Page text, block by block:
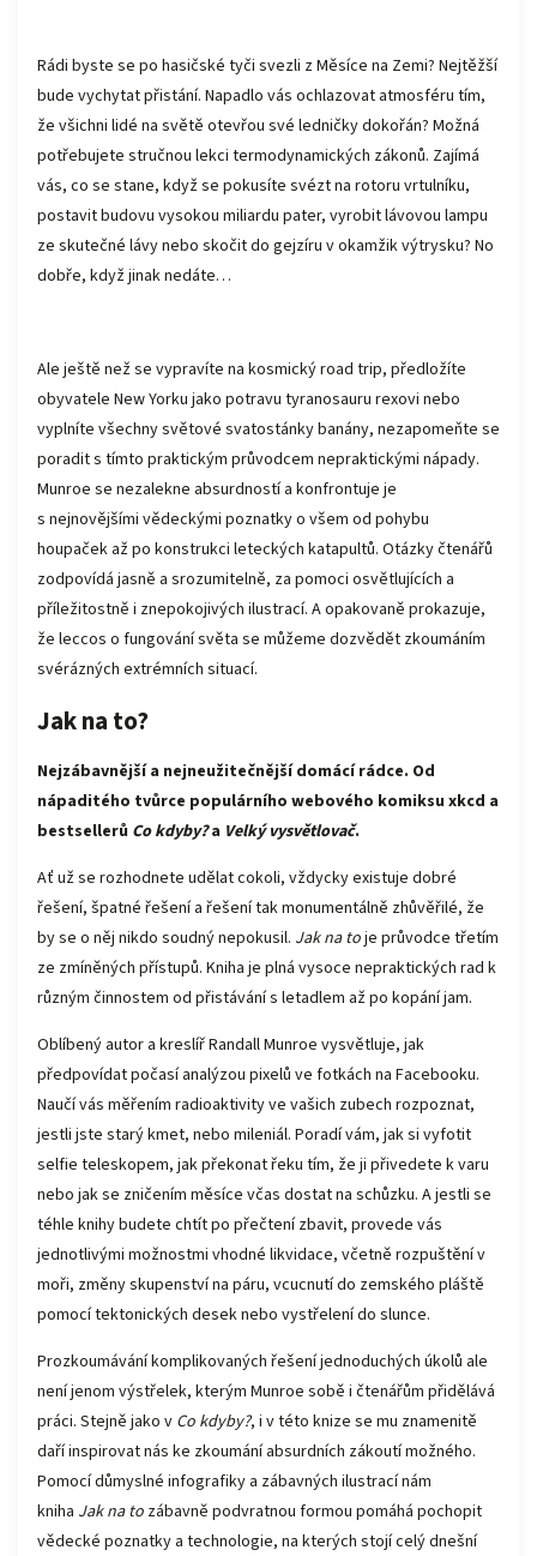
Rádi byste se po hasičské tyči svezli z Měsíce na Zemi? Nejtěžší
bude vychytat přistání. Napadlo vás ochlazovat atmosféru tím,
že všichni lidé na světě otevřou své ledničky dokořán? Možná
potřebujete stručnou lekci termodynamických zákonů. Zajímá
vás, co se stane, když se pokusíte svézt na rotoru vrtulníku,
postavit budovu vysokou miliardu pater, vyrobit lávovou lampu
ze skutečné lávy nebo skočit do gejzíru v okamžik výtrysku? No
dobře, když jinak nedáte…
Ale ještě než se vypravíte na kosmický road trip, předložíte
obyvatele New Yorku jako potravu tyranosauru rexovi nebo
vyplníte všechny světové svatostánky banány, nezapomeňte se
poradit s tímto praktickým průvodcem nepraktickými nápady.
Munroe se nezalekne absurdností a konfrontuje je
s nejnovějšími vědeckými poznatky o všem od pohybu
houpaček až po konstrukci leteckých katapultů. Otázky čtenářů
zodpovídá jasně a srozumitelně, za pomoci osvětlujících a
příležitostně i znepokojivých ilustrací. A opakovaně prokazuje,
že leccos o fungování světa se můžeme dozvědět zkoumáním
svérázných extrémních situací.
Jak na to?
Nejzábavnější a nejneužitečnější domácí rádce. Od
nápaditého tvůrce populárního webového komiksu xkcd a
bestsellerů Co kdyby?a Velký vysvětlovač.
Ať už se rozhodnete udělat cokoli, vždycky existuje dobré
řešení, špatné řešení a řešení tak monumentálně zhůvěřilé, že
by se o něj nikdo soudný nepokusil. Jak na toje průvodce třetím
ze zmíněných přístupů. Kniha je plná vysoce nepraktických rad k
různým činnostem od přistávání s letadlem až po kopání jam.
Oblíbený autor a kreslíř Randall Munroe vysvětluje, jak
předpovídat počasí analýzou pixelů ve fotkách na Facebooku.
Naučí vás měřením radioaktivity ve vašich zubech rozpoznat,
jestli jste starý kmet, nebo mileniál. Poradí vám, jak si vyfotit
selfie teleskopem, jak překonat řeku tím, že ji přivedete k varu
nebo jak se zničením měsíce včas dostat na schůzku. A jestli se
téhle knihy budete chtít po přečtení zbavit, provede vás
jednotlivými možnostmi vhodné likvidace, včetně rozpuštění v
moři, změny skupenství na páru, vcucnutí do zemského pláště
pomocí tektonických desek nebo vystřelení do slunce.
Prozkoumávání komplikovaných řešení jednoduchých úkolů ale
není jenom výstřelek, kterým Munroe sobě i čtenářům přidělává
práci. Stejně jako v Co kdyby?, i v této knize se mu znamenitě
daří inspirovat nás ke zkoumání absurdních zákoutí možného.
Pomocí důmyslné infografiky a zábavných ilustrací nám
kniha Jak na to zábavně podvratnou formou pomáhá pochopit
vědecké poznatky a technologie, na kterých stojí celý dnešní